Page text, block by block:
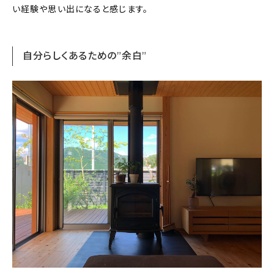
い経験や思い出になると感じます。
自分らしくあるための”余白”